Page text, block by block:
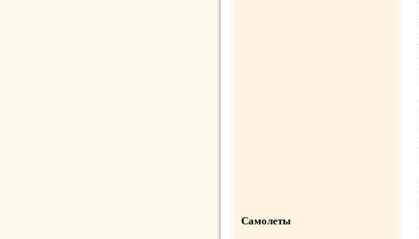
Самолеты